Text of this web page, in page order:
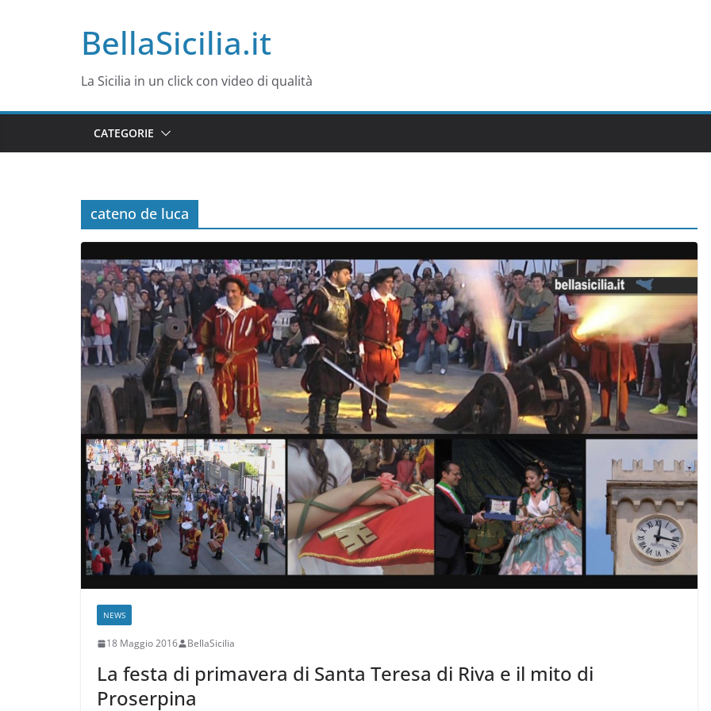
BellaSicilia.it
La Sicilia in un click con video di qualità
CATEGORIE
cateno de luca
NEWS
18 Maggio 2016 BellaSicilia
La festa di primavera di Santa Teresa di Riva e il mito di
Proserpina